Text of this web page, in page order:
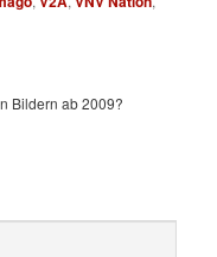
Bildern ab 2009?